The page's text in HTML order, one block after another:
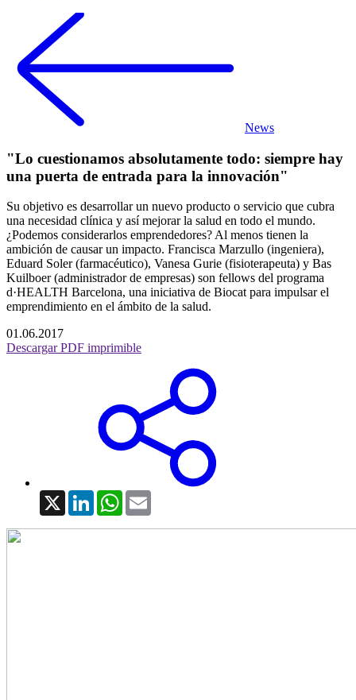
News
"Lo cuestionamos absolutamente todo: siempre hay
una puerta de entrada para la innovación"
Su objetivo es desarrollar un nuevo producto o servicio que cubra
una necesidad clínica y así mejorar la salud en todo el mundo.
¿Podemos considerarlos emprendedores? Al menos tienen la
ambición de causar un impacto. Francisca Marzullo (ingeniera),
Eduard Soler (farmacéutico), Vanesa Gurie (fisioterapeuta) y Bas
Kuilboer (administrador de empresas) son fellows del programa
d·HEALTH Barcelona, ​​una iniciativa de Biocat para impulsar el
emprendimiento en el ámbito de la salud.
01.06.2017
Descargar PDF imprimible
X LinkedInWhatsApp